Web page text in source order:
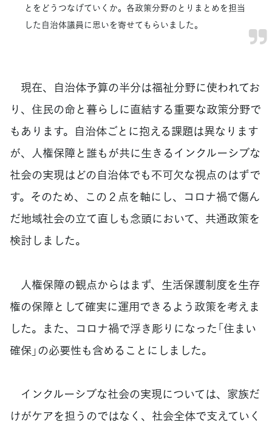
とをどうつなげていくか。各政策分野のとりまとめを担当
した自治体議員に思いを寄せてもらいました。
現在、自治体予算の半分は福祉分野に使われてお
り、住民の命と暮らしに直結する重要な政策分野で
もあります。自治体ごとに抱える課題は異なります
が、人権保障と誰もが共に生きるインクルーシブな
社会の実現はどの自治体でも不可欠な視点のはずで
す。そのため、この２点を軸にし、コロナ禍で傷ん
だ地域社会の立て直しも念頭において、共通政策を
検討しました。
人権保障の観点からはまず、生活保護制度を生存
権の保障として確実に運用できるよう政策を考えま
した。また、コロナ禍で浮き彫りになった「住まい
確保」の必要性も含めることにしました。
インクルーシブな社会の実現については、家族だ
けがケアを担うのではなく、社会全体で支えていく